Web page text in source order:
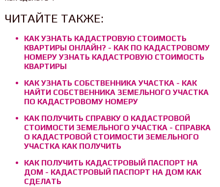
ЧИТАЙТЕ ТАКЖЕ:
КАК УЗНАТЬ КАДАСТРОВУЮ СТОИМОСТЬ
КВАРТИРЫ ОНЛАЙН? - КАК ПО КАДАСТРОВОМУ
НОМЕРУ УЗНАТЬ КАДАСТРОВУЮ СТОИМОСТЬ
КВАРТИРЫ
КАК УЗНАТЬ СОБСТВЕННИКА УЧАСТКА - КАК
НАЙТИ СОБСТВЕННИКА ЗЕМЕЛЬНОГО УЧАСТКА
ПО КАДАСТРОВОМУ НОМЕРУ
КАК ПОЛУЧИТЬ СПРАВКУ О КАДАСТРОВОЙ
СТОИМОСТИ ЗЕМЕЛЬНОГО УЧАСТКА - СПРАВКА
О КАДАСТРОВОЙ СТОИМОСТИ ЗЕМЕЛЬНОГО
УЧАСТКА КАК ПОЛУЧИТЬ
КАК ПОЛУЧИТЬ КАДАСТРОВЫЙ ПАСПОРТ НА
ДОМ - КАДАСТРОВЫЙ ПАСПОРТ НА ДОМ КАК
СДЕЛАТЬ